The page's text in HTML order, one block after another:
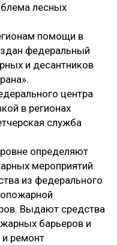
лесных
помощи в
федеральный
и десантников
центра
в регионах
служба
определяют
мероприятий.
из федерального
Выдают средства
барьеров и
и ремонт